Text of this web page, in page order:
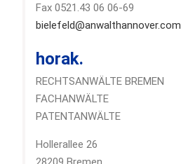
Fax 0521.43 06 06-69
bielefeld@anwalthannover.com
horak.
RECHTSANWÄLTE BREMEN
FACHANWÄLTE
PATENTANWÄLTE
Hollerallee 26